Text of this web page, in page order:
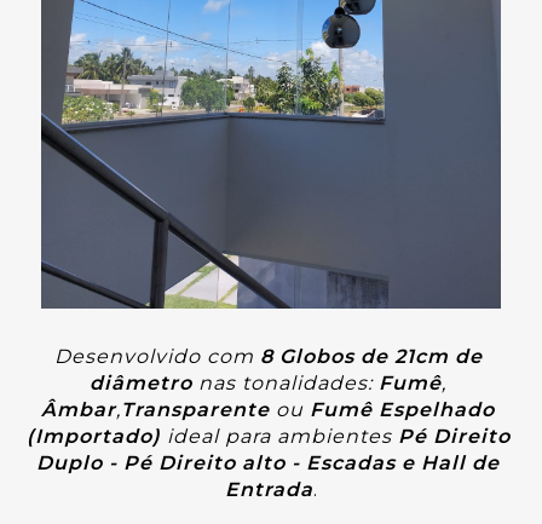
Desenvolvido com 8 Globos de 21cm de
diâmetro nas tonalidades: Fumê,
Âmbar,Transparente ou Fumê Espelhado
(Importado) ideal para ambientes Pé Direito
Duplo - Pé Direito alto - Escadas e Hall de
Entrada.